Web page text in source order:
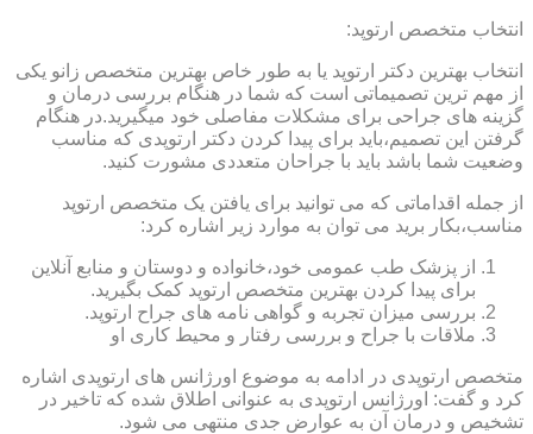
انتخاب متخصص ارتوپد:
انتخاب بهترین دکتر ارتوپد یا به طور خاص بهترین متخصص زانو یکی
از مهم ترین تصمیماتی است که شما در هنگام بررسی درمان و
گزینه های جراحی برای مشکلات مفاصلی خود میگیرید.در هنگام
گرفتن این تصمیم،باید برای پیدا کردن دکتر ارتوپدی که مناسب
وضعیت شما باشد باید با جراحان متعددی مشورت کنید.
از جمله اقداماتی که می توانید برای یافتن یک متخصص ارتوپد
مناسب،بکار برید می توان به موارد زیر اشاره کرد:
از پزشک طب عمومی خود،خانواده و دوستان و منابع آنلاین
برای پیدا کردن بهترین متخصص ارتوپد کمک بگیرید.
بررسی میزان تجربه و گواهی نامه های جراح ارتوپد.
ملاقات با جراح و بررسی رفتار و محیط کاری او
متخصص ارتوپدی در ادامه به موضوع اورژانس های ارتوپدی اشاره
کرد و گفت: اورژانس ارتوپدی به عنوانی اطلاق شده که تاخیر در
تشخیص و درمان آن به عوارض جدی منتهی می شود.